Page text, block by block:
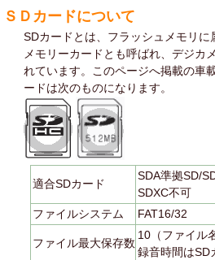
ＳＤカードについて
SDカードとは、フラッシュメモリに
メモリーカードとも呼ばれ、デジカ
れています。このページへ掲載の車
ードは次のものになります。
適合SDカード
SDA準拠SD/
SDXC不可
ファイルシステム
FAT16/32
ファイル最大保存数
10（ファイル
録音時間はSD